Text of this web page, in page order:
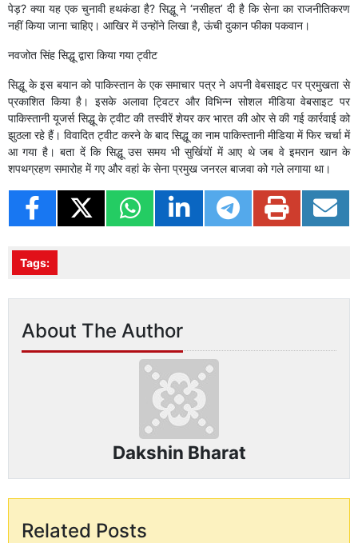
पेड़? क्या यह एक चुनावी हथकंडा है? सिद्धू ने ‘नसीहत’ दी है कि सेना का राजनीतिकरण
नहीं किया जाना चाहिए। आखिर में उन्होंने लिखा है, ऊंची दुकान फीका पकवान।
नवजोत सिंह सिद्धू द्वारा किया गया ट्वीट
सिद्धू के इस बयान को पाकिस्तान के एक समाचार पत्र ने अपनी वेबसाइट पर प्रमुखता से
प्रकाशित किया है। इसके अलावा ट्विटर और विभिन्न सोशल मीडिया वेबसाइट पर
पाकिस्तानी यूजर्स सिद्धू के ट्वीट की तस्वीरें शेयर कर भारत की ओर से की गई कार्रवाई को
झुठला रहे हैं। विवादित ट्वीट करने के बाद सिद्धू का नाम पाकिस्तानी मीडिया में फिर चर्चा में
आ गया है। बता दें कि ​सिद्धू उस समय भी सुर्खियों में आए थे जब वे इमरान खान के
शपथग्रहण समारोह में गए और वहां के सेना प्रमुख जनरल बाजवा को गले लगाया था।
Tags:
About The Author
Dakshin Bharat
Related Posts